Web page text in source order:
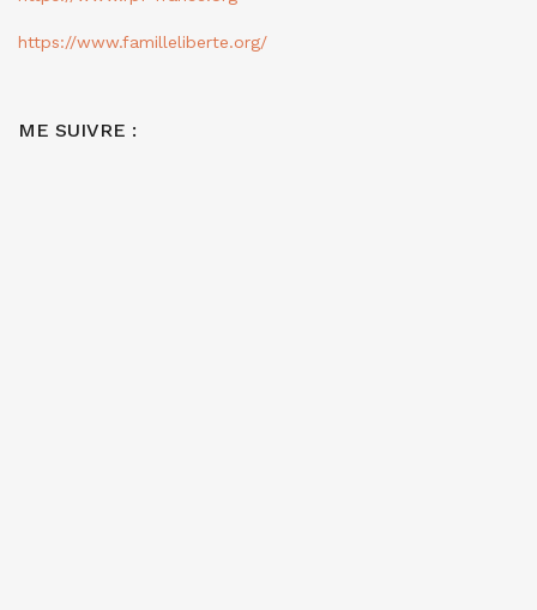
https://www.familleliberte.org/
ME SUIVRE :